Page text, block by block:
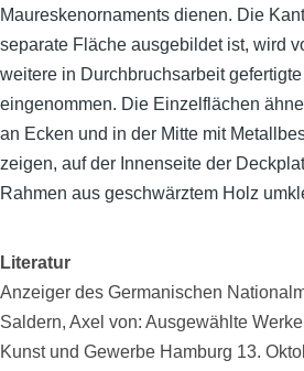
Maureskenornaments dienen. Die
separate Fläche ausgebildet ist, wird
weitere in Durchbruchsarbeit
eingenommen. Die Einzelflächen
an Ecken und in der Mitte mit
zeigen, auf der Innenseite der
Rahmen aus geschwärztem Holz
Literatur
Anzeiger des Germanischen
Saldern, Axel von: Ausgewählte
Kunst und Gewerbe Hamburg 13.